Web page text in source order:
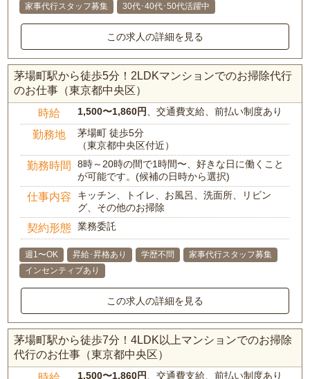
家事代行スタッフ募集
30代･40代･50代活躍中
この求人の詳細を見る
茅場町駅から徒歩5分！2LDKマンションでのお掃除代行
のお仕事（東京都中央区）
時給 1,500〜1,860円 、交通費支給、前払い制度あり
勤務地
茅場町 徒歩5分
（東京都中央区付近）
勤務時間
8時～20時の間で1時間〜、好きな日に働くこと
が可能です。(候補の日時から選択)
仕事内容
キッチン、トイレ、お風呂、洗面所、リビン
グ、その他のお掃除
契約形態 業務委託
週1〜OK 昇給･昇格あり 学歴不問
家事代行スタッフ募集
インセンティブあり
この求人の詳細を見る
茅場町駅から徒歩7分！4LDK以上マンションでのお掃除
代行のお仕事（東京都中央区）
1,500〜1,860円 、交通費支給、前払い制度あり